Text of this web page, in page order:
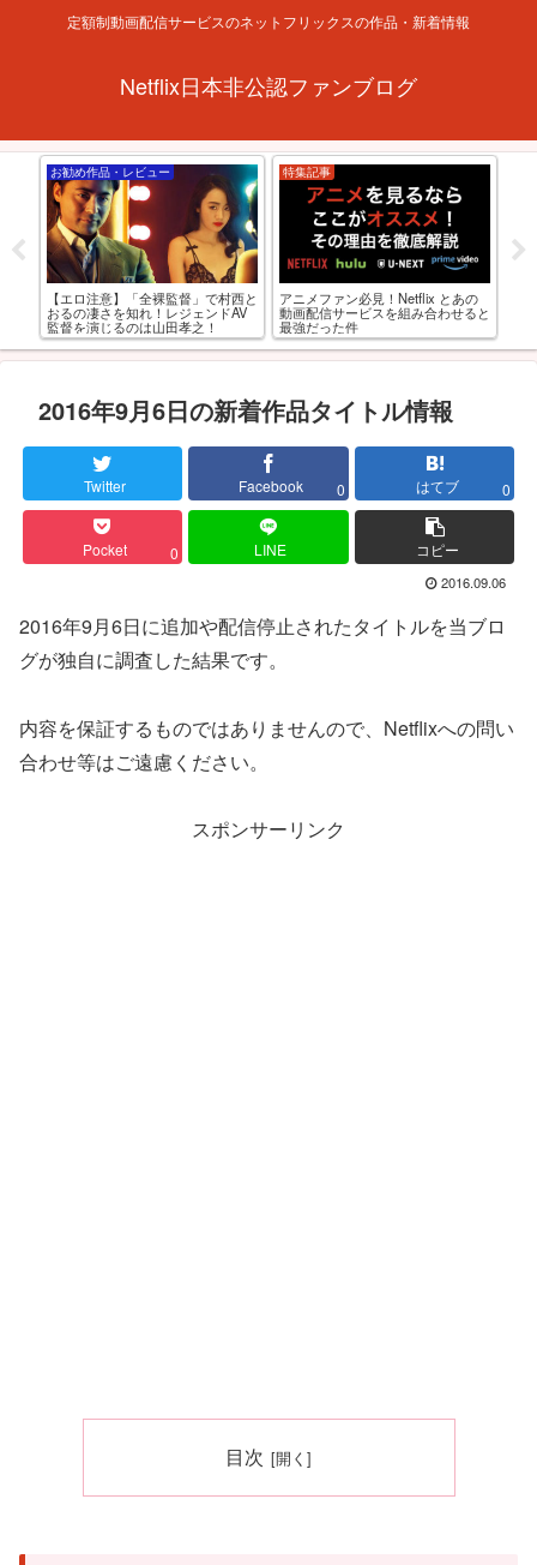
定額制動画配信サービスのネットフリックスの作品・新着情報
Netflix日本非公認ファンブログ
お勧め作品・レビュー
【エロ注意】「全裸監督」で村西と
おるの凄さを知れ！レジェンドAV
監督を演じるのは山田孝之！
特集記事
アニメファン必見！Netflix とあの
動画配信サービスを組み合わせると
最強だった件
2016年9月6日の新着作品タイトル情報
Twitter Facebook 0 はてブ 0
Pocket 0 LINE コピー
2016.09.06
2016年9月6日に追加や配信停止されたタイトルを当ブロ
グが独自に調査した結果です。
内容を保証するものではありませんので、Netflixへの問い
合わせ等はご遠慮ください。
スポンサーリンク
目次